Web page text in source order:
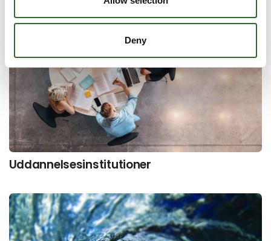
Deny
Uddannelsesinstitutioner